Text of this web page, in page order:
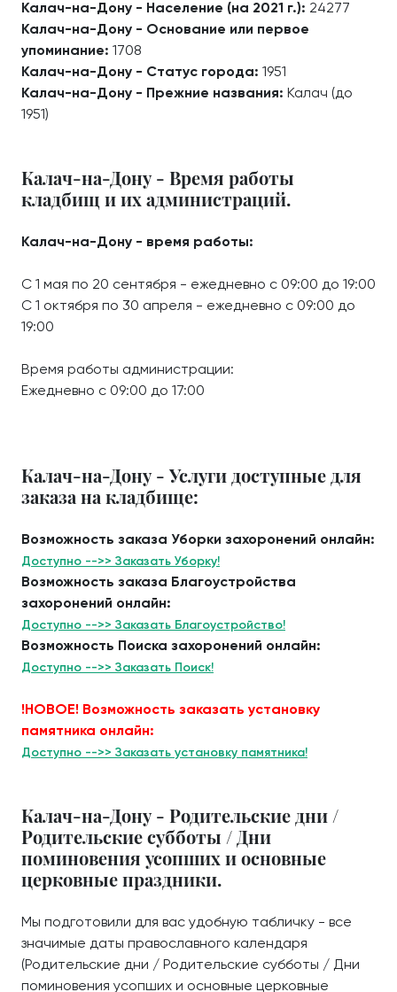
Калач-на-Дону - Население (на 2021 г.): 24277
Калач-на-Дону - Основание или первое
упоминание: 1708
Калач-на-Дону - Статус города: 1951
Калач-на-Дону - Прежние названия: Калач (до
1951)
Калач-на-Дону - Время работы
кладбищ и их администраций.
Калач-на-Дону - время работы:
С 1 мая по 20 сентября - ежедневно с 09:00 до 19:00
С 1 октября по 30 апреля - ежедневно с 09:00 до
19:00
Время работы администрации:
Ежедневно с 09:00 до 17:00
Калач-на-Дону - Услуги доступные для
заказа на кладбище:
Возможность заказа Уборки захоронений онлайн:
Доступно -->> Заказать Уборку!
Возможность заказа Благоустройства
захоронений онлайн:
Доступно -->> Заказать Благоустройство!
Возможность Поиска захоронений онлайн:
Доступно -->> Заказать Поиск!
!НОВОЕ! Возможность заказать установку
памятника онлайн:
Доступно -->> Заказать установку памятника!
Калач-на-Дону - Родительские дни /
Родительские субботы / Дни
поминовения усопших и основные
церковные праздники.
Мы подготовили для вас удобную табличку - все
значимые даты православного календаря
(Родительские дни / Родительские субботы / Дни
поминовения усопших и основные церковные